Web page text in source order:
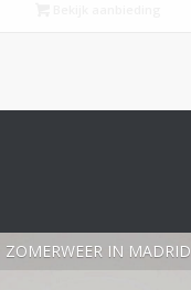
ZOMERWEER IN MADRID